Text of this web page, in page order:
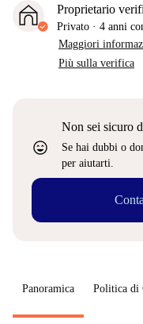
Proprietario
Privato · 4 anni
Maggiori
Più sulla verifica
sentiment_very_satisfied
Non sei sicuro
Se hai dubbi o
per aiutarti.
Panoramica Politica di